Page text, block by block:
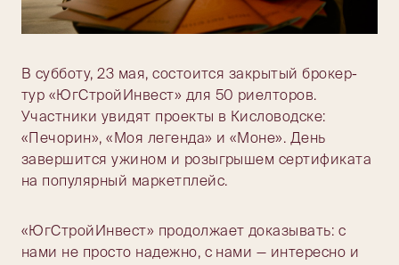
В субботу, 23 мая, состоится закрытый брокер-
тур «ЮгСтройИнвест» для 50 риелторов.
Участники увидят проекты в Кисловодске:
«Печорин», «Моя легенда» и «Моне». День
завершится ужином и розыгрышем сертификата
на популярный маркетплейс.
«ЮгСтройИнвест» продолжает доказывать: с
нами не просто надежно, с нами — интересно и